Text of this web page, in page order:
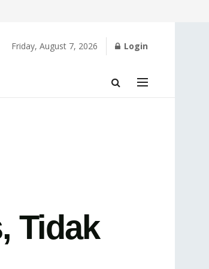
Friday, August 7, 2026 Login
Tidak